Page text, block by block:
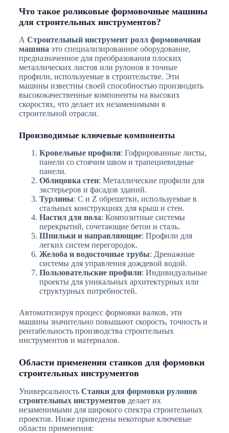
Что такое роликовые формовочные машины
для строительных инструментов?
А Строительный инструмент ролл формовочная
машина это специализированное оборудование,
предназначенное для преобразования плоских
металлических листов или рулонов в точные
профили, используемые в строительстве. Эти
машины известны своей способностью производить
высококачественные компоненты на высоких
скоростях, что делает их незаменимыми в
строительной отрасли.
Производимые ключевые компоненты
Кровельные профили: Гофрированные листы,
панели со стоячим швом и трапециевидные
панели.
Облицовка стен: Металлические профили для
экстерьеров и фасадов зданий.
Турлины: C и Z обрешетки, используемые в
стальных конструкциях для крыш и стен.
Настил для пола: Композитные системы
перекрытий, сочетающие бетон и сталь.
Шпильки и направляющие: Профили для
легких систем перегородок.
Желоба и водосточные трубы: Дренажные
системы для управления дождевой водой.
Пользовательские профили: Индивидуальные
проекты для уникальных архитектурных или
структурных потребностей.
Автоматизируя процесс формовки валков, эти
машины значительно повышают скорость, точность и
рентабельность производства строительных
инструментов и материалов.
Области применения станков для формовки
строительных инструментов
Универсальность Станки для формовки рулонов
строительных инструментов делает их
незаменимыми для широкого спектра строительных
проектов. Ниже приведены некоторые ключевые
области применения: